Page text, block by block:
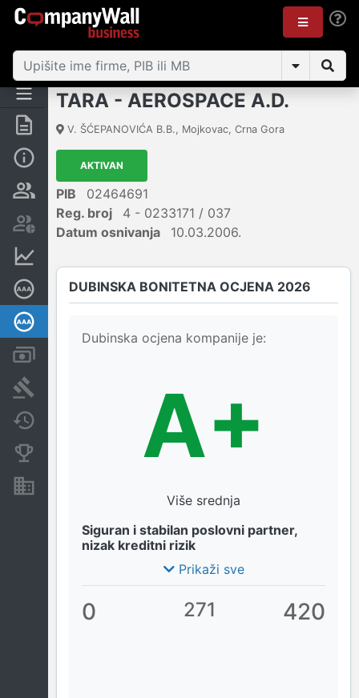
Sažetak
Osobe i vlasništvo
Akcionarska knjiga
Sertifikat bonitetne izvrsnosti
Konkurentne kompanije
TARA - AEROSPACE A.D.
V. ŠĆEPANOVIĆA B.B., Mojkovac, Crna Gora
AKTIVAN
PIB
02464691
Reg. broj
4 - 0233171 / 037
Datum osnivanja
10.03.2006.
DUBINSKA BONITETNA OCJENA 2026
Dubinska ocjena kompanije je:
A+
Više srednja
Siguran i stabilan poslovni partner,
nizak kreditni rizik
Prikaži sve
0 271 420